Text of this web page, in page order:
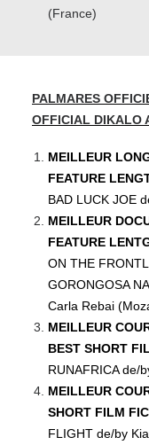
(France)
PALMARES
OFFICIAL DIKALO
MEILLEUR
FEATURE
BAD LUCK JOE
MEILLEUR
FEATURE
ON THE
GORONGOSA
Carla Rebai
MEILLEUR
BEST SHORT
RUNAFRICA de/
MEILLEUR
SHORT FILM
FLIGHT de/by